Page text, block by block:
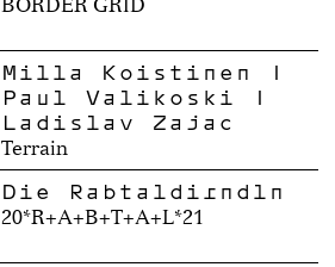
Milla Koistinen |
Paul Valikoski |
Ladislav Zajac
Terrain
Die Rabtaldirndln
20*R+A+B+T+A+L*21